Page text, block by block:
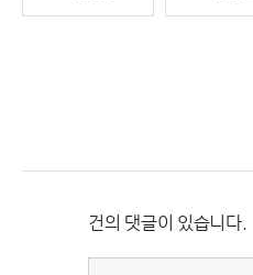
건의 댓글이 있습니다.